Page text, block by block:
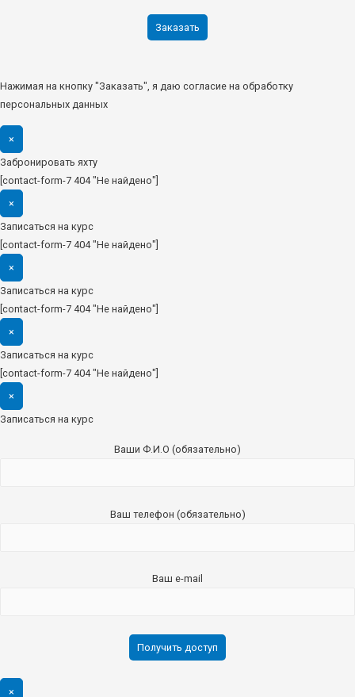
Нажимая на кнопку "Заказать", я даю согласие на обработку
персональных данных
×
Забронировать яхту
[contact-form-7 404 "Не найдено"]
×
Записаться на курс
[contact-form-7 404 "Не найдено"]
×
Записаться на курс
[contact-form-7 404 "Не найдено"]
×
Записаться на курс
[contact-form-7 404 "Не найдено"]
×
Записаться на курс
Ваши Ф.И.О (обязательно)
Ваш телефон (обязательно)
Ваш e-mail
×